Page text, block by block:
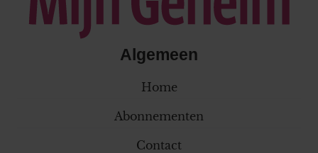
Algemeen
Home
Abonnementen
Contact